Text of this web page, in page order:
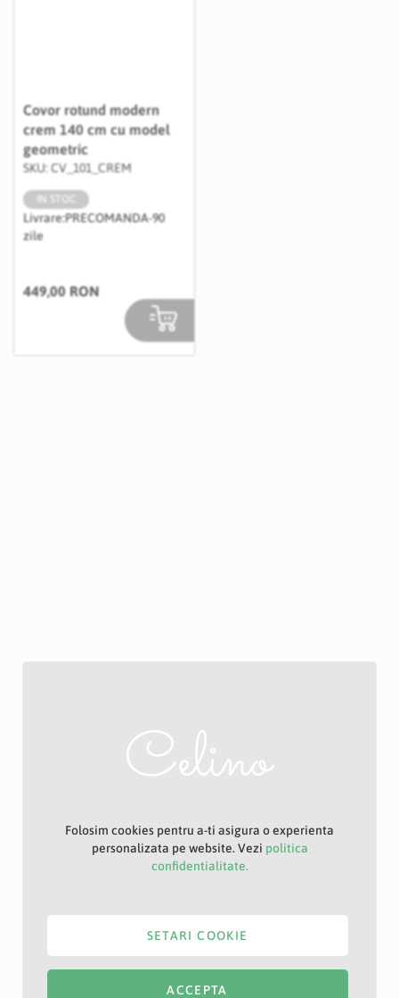
Covor rotund modern
crem 140 cm cu model
geometric
SKU: CV_101_CREM
IN STOC
Livrare:PRECOMANDA-90
zile
449,00 RON
Folosim cookies pentru a-ti asigura o experienta
personalizata pe website. Vezi politica
confidentialitate.
ACCEPTA
SETARI COOKIE